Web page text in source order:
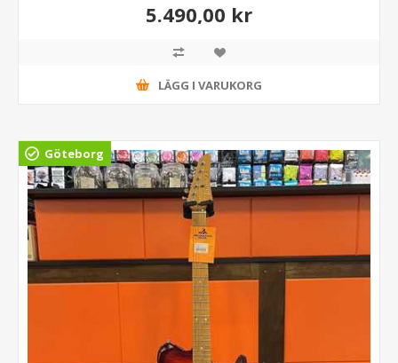
5.490,00 kr
LÄGG I VARUKORG
Göteborg